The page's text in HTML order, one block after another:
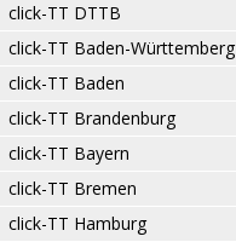
click-TT DTTB
click-TT Baden-Württemberg
click-TT Baden
click-TT Brandenburg
click-TT Bayern
click-TT Bremen
click-TT Hamburg